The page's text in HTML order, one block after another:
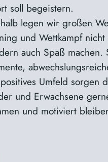
soll begeistern.
legen wir großen
und Wettkampf
auch Spaß machen.
Umfeld sorgen
und Erwachsene
und motiviert